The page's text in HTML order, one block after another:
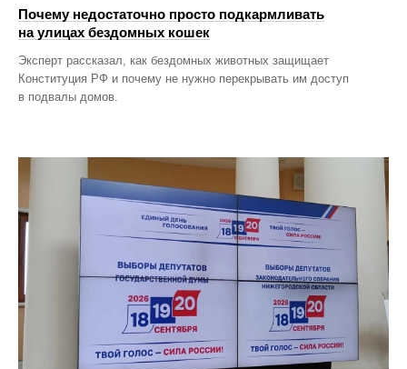
Почему недостаточно просто подкармливать
на улицах бездомных кошек
Эксперт рассказал, как бездомных животных защищает
Конституция РФ и почему не нужно перекрывать им доступ
в подвалы домов.